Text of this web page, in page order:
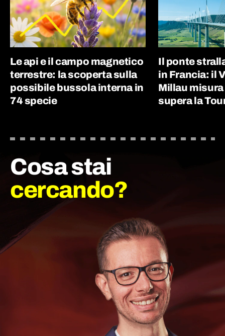
Le api e il campo magnetico
terrestre: la scoperta sulla
possibile bussola interna in
74 specie
Il ponte
in Francia: il
Millau misura
supera la
Cosa stai
cercando?